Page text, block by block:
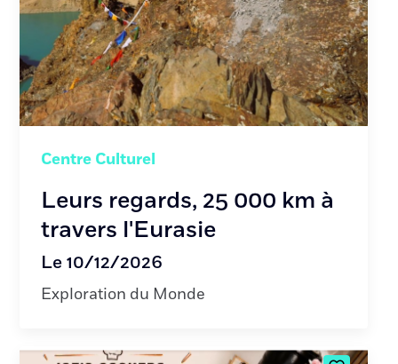
Centre Culturel
Leurs regards, 25 000 km à
travers l'Eurasie
Le 10/12/2026
Exploration du Monde